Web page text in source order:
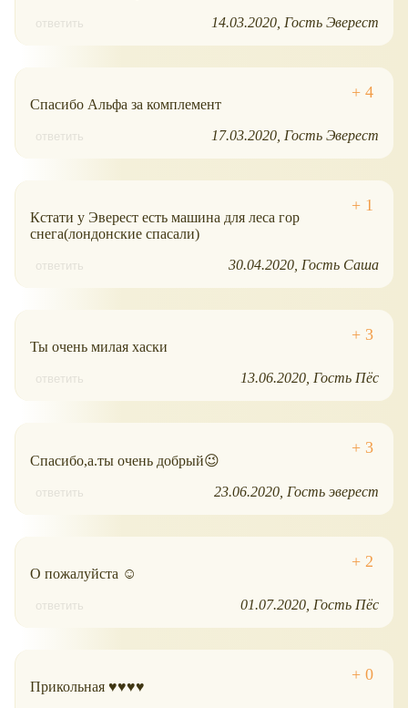
ответить 14.03.2020 Гость Эверест
Спасибо Альфа за комплемент
ответить 17.03.2020 Гость Эверест
Кстати у Эверест есть машина для леса гор
снега(лондонские спасали)
ответить 30.04.2020 Гость Саша
Ты очень милая хаски
ответить 13.06.2020 Гость Пёс
Спасибо,а.ты очень добрый😉
ответить 23.06.2020 Гость эверест
О пожалуйста ☺️
ответить 01.07.2020 Гость Пёс
Прикольная ♥♥♥♥